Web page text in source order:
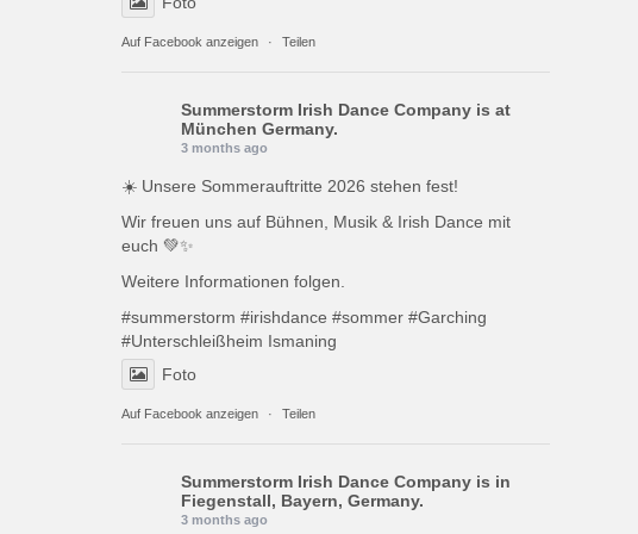
Auf Facebook anzeigen · Teilen
Summerstorm Irish Dance Company is at
München Germany.
3 months ago
☀️ Unsere Sommerauftritte 2026 stehen fest!
Wir freuen uns auf Bühnen, Musik & Irish Dance mit
euch 💚✨
Weitere Informationen folgen.
#summerstorm #irishdance #sommer #Garching
#Unterschleißheim Ismaning
Foto
Auf Facebook anzeigen · Teilen
Summerstorm Irish Dance Company is in
Fiegenstall, Bayern, Germany.
3 months ago